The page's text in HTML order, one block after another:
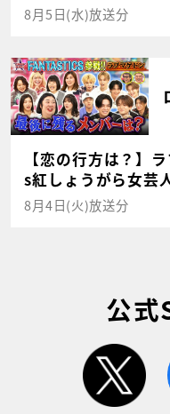
8月5日(水)放送分
【恋の行方は？】
s紅しょうがら女芸
8月4日(火)放送分
公式